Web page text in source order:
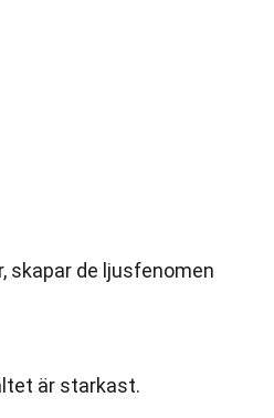
skapar de ljusfenomen
är starkast.